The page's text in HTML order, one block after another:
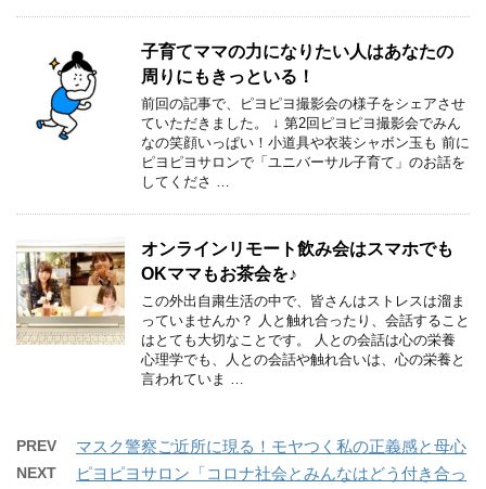
子育てママの力になりたい人はあなたの
周りにもきっといる！
前回の記事で、ピヨピヨ撮影会の様子をシェアさせ
ていただきました。 ↓ 第2回ピヨピヨ撮影会でみん
なの笑顔いっぱい！小道具や衣装シャボン玉も 前に
ピヨピヨサロンで「ユニバーサル子育て」のお話を
してくださ …
オンラインリモート飲み会はスマホでも
OKママもお茶会を♪
この外出自粛生活の中で、皆さんはストレスは溜ま
っていませんか？ 人と触れ合ったり、会話すること
はとても大切なことです。 人との会話は心の栄養
心理学でも、人との会話や触れ合いは、心の栄養と
言われていま …
PREV マスク警察ご近所に現る！モヤつく私の正義感と母心
NEXT
ピヨピヨサロン「コロナ社会とみんなはどう付き合っ